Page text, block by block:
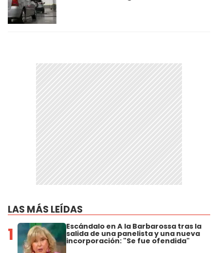
LAS MÁS LEÍDAS
1 Escándalo en A la Barbarossa tras la
salida de una panelista y una nueva
incorporación: "Se fue ofendida"